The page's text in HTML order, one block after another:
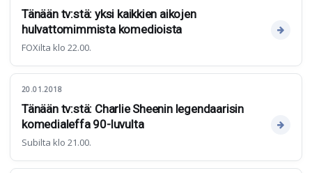
Tänään tv:stä: yksi kaikkien aikojen
hulvattomimmista komedioista
FOXilta klo 22.00.
20.01.2018
Tänään tv:stä: Charlie Sheenin legendaarisin
komedialeffa 90-luvulta
Subilta klo 21.00.